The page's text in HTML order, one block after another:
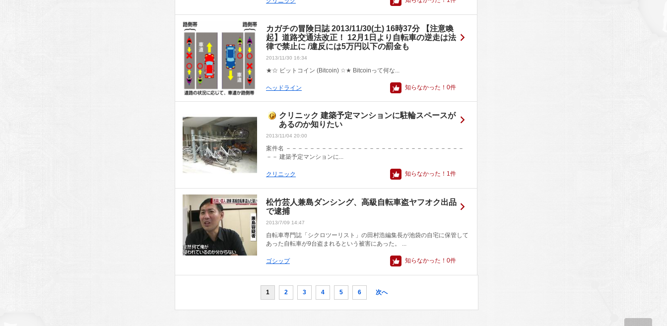
カガチの冒険日誌 2013/11/30(土) 16時37分 【注意喚
起】道路交通法改正！ 12月1日より自転車の逆走は法
律で禁止に /違反には5万円以下の罰金も
2013/11/30 16:34
★☆ ビットコイン (Bitcoin) ☆★ Bitcoinって何な...
ヘッドライン 知らなかった！ 0件
クリニック 建築予定マンションに駐輪スペースが
あるのか知りたい
2013/11/04 20:00
案件名 －－－－－－－－－－－－－－－－－－－－－－－－－－－－－－
－－ 建築予定マンションに...
クリニック 知らなかった！ 1件
松竹芸人兼島ダンシング、高級自転車盗ヤフオク出品
で逮捕
2013/7/09 14:47
自転車専門誌「シクロツーリスト」の田村浩編集長が池袋の自宅に保管して
あった自転車が9台盗まれるという被害にあった。 ...
ゴシップ 知らなかった！ 0件
1 2 3 4 5 6 次へ